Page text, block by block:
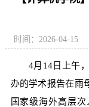
时间：2026-04-15
4月14日上午
办的学术报告在雨
国家级海外高层